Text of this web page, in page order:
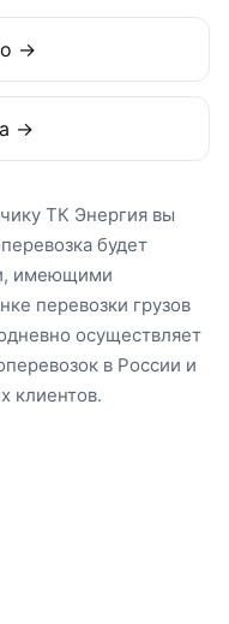
→
→
ТК Энергия вы
будет
имеющими
перевозки грузов
осуществляет
в России и
клиентов.